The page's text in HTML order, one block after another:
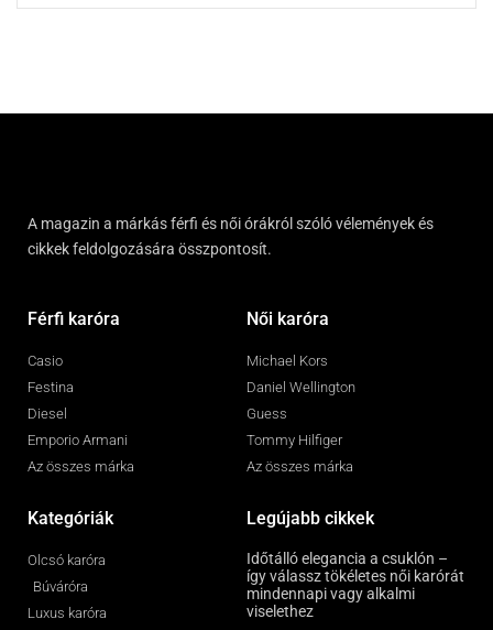
A magazin a márkás férfi és női órákról szóló vélemények és
cikkek feldolgozására összpontosít.
Férfi karóra
Casio
Festina
Diesel
Emporio Armani
Az összes márka
Női karóra
Michael Kors
Daniel Wellington
Guess
Tommy Hilfiger
Az összes márka
Kategóriák
Olcsó karóra
Búváróra
Luxus karóra
Legújabb cikkek
Időtálló elegancia a csuklón –
így válassz tökéletes női karórát
mindennapi vagy alkalmi
viselethez